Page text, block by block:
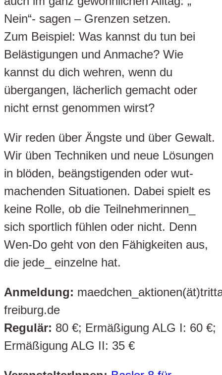
Nein“- sagen – Grenzen setzen.
Zum Beispiel: Was kannst du tun bei
Belästigungen und Anmache? Wie
kannst du dich wehren, wenn du
übergangen, lächerlich gemacht oder
nicht ernst genommen wirst?
Wir reden über Ängste und über Gewalt.
Wir üben Techniken und neue Lösungen
in blöden, beängstigenden oder wut-
machenden Situationen. Dabei spielt es
keine Rolle, ob die Teilnehmerinnen_
sich sportlich fühlen oder nicht. Denn
Wen-Do geht von den Fähigkeiten aus,
die jede_ einzelne hat.
Anmeldung:
freiburg.de
Regulär: 80 €; Ermäßigung ALG I: 60 €;
Ermäßigung ALG II: 35 €